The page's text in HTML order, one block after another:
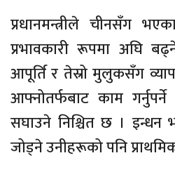
प्रधानमन्त्रीले चीनसँग
प्रभावकारी रूपमा अघि
आपूर्ति र तेस्रो मुलुकसँग
आफ्नोतर्फबाट काम
सघाउने निश्चित छ ।
जोड्ने उनीहरूको पनि